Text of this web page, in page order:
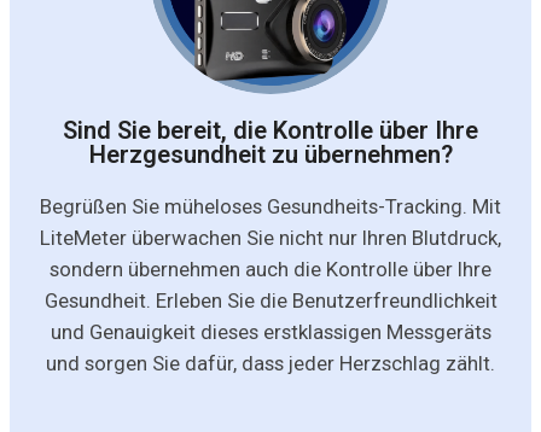
Sind Sie bereit, die Kontrolle über Ihre
Herzgesundheit zu übernehmen?
Begrüßen Sie müheloses Gesundheits-Tracking. Mit
LiteMeter überwachen Sie nicht nur Ihren Blutdruck,
sondern übernehmen auch die Kontrolle über Ihre
Gesundheit. Erleben Sie die Benutzerfreundlichkeit
und Genauigkeit dieses erstklassigen Messgeräts
und sorgen Sie dafür, dass jeder Herzschlag zählt.